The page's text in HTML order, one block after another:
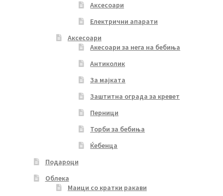
Аксесоари
Електрични апарати
Аксесоари
Акесоари за нега на бебиња
Антиколик
За мајката
Заштитна ограда за кревет
Перници
Торби за бебиња
Ќебенца
Подароци
Облека
Маици со кратки ракави